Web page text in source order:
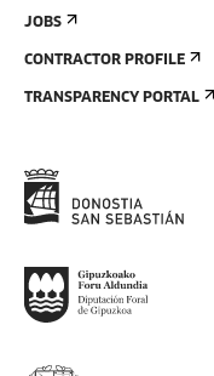
JOBS
CONTRACTOR PROFILE
TRANSPARENCY PORTAL